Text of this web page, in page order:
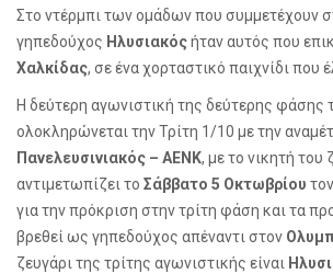
Στο ντέρμπι των ομάδων που συμμετέχουν
γηπεδούχος Ηλυσιακόςήταν αυτός που
Χαλκίδας, σε ένα χορταστικό παιχνίδι που
Η δεύτερη αγωνιστική της δεύτερης φάσης
ολοκληρώνεται την Τρίτη 1/10 με την
Πανελευσινιακός – ΑΕΝΚ, με το νικητή του
αντιμετωπίζει το Σάββατο 5 Οκτωβρίου
για την πρόκριση στην τρίτη φάση και τα
βρεθεί ως γηπεδούχος απέναντι στον
ζευγάρι της τρίτης αγωνιστικής είναι